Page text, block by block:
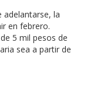
adelantarse, la
en febrero.
5 mil pesos de
sea a partir de